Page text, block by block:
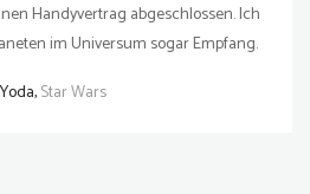
Handyvertrag abgeschlossen. Ich
im Universum sogar Empfang.
Star Wars